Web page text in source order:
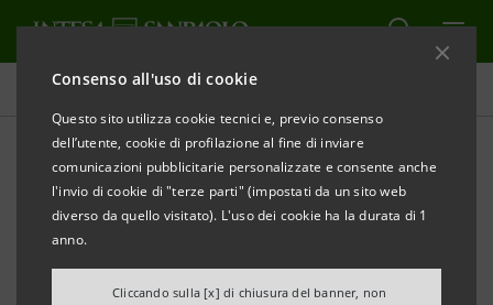
Consenso all'uso di cookie
Questo sito utilizza cookie tecnici e, previo consenso
dell’utente, cookie di profilazione al fine di inviare
comunicazioni pubblicitarie personalizzate e consente anche
l'invio di cookie di "terze parti" (impostati da un sito web
diverso da quello visitato). L'uso dei cookie ha la durata di 1
anno.
Cliccando sulla [x] di chiusura del banner, non
Comunicati stampa
STAMPA AGGIORNA
AD ALESSANDRIA, INTESA SANPAOLO SOSTIENE IL
PROGETTO
SPAZIO M.U.G. – MOVIMENTI DI ULTIMA GENERAZIONE
PER L’AUTONOMIA DEI GIOVANI